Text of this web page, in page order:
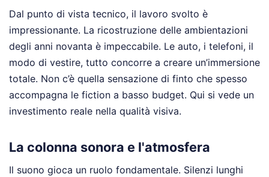
Dal punto di vista tecnico, il lavoro svolto è
impressionante. La ricostruzione delle ambientazioni
degli anni novanta è impeccabile. Le auto, i telefoni, il
modo di vestire, tutto concorre a creare un’immersione
totale. Non c’è quella sensazione di finto che spesso
accompagna le fiction a basso budget. Qui si vede un
investimento reale nella qualità visiva.
La colonna sonora e l'atmosfera
Il suono gioca un ruolo fondamentale. Silenzi lunghi